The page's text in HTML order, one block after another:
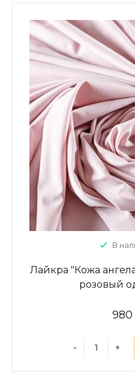
В
Лайкра "Кожа
розовый
980
- +